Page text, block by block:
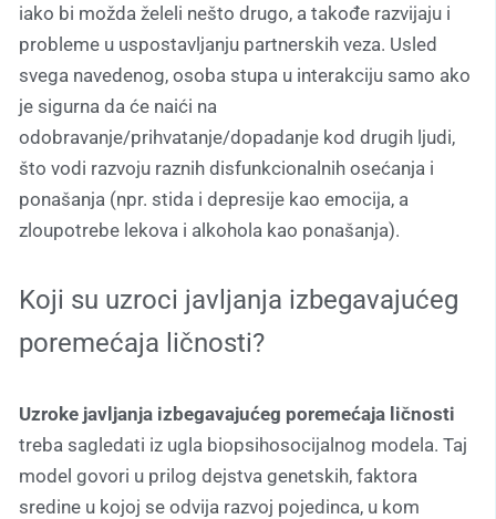
iako bi možda želeli nešto drugo, a takođe razvijaju i
probleme u uspostavljanju partnerskih veza. Usled
svega navedenog, osoba stupa u interakciju samo ako
je sigurna da će naići na
odobravanje/prihvatanje/dopadanje kod drugih ljudi,
što vodi razvoju raznih disfunkcionalnih osećanja i
ponašanja (npr. stida i depresije kao emocija, a
zloupotrebe lekova i alkohola kao ponašanja).
Koji su uzroci javljanja izbegavajućeg
poremećaja ličnosti?
Uzroke javljanja izbegavajućeg poremećaja ličnosti
treba sagledati iz ugla biopsihosocijalnog modela. Taj
model govori u prilog dejstva genetskih, faktora
sredine u kojoj se odvija razvoj pojedinca, u kom